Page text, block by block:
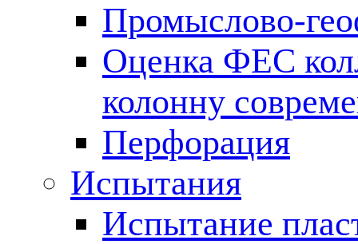
Промыслово-
Оценка ФЕС
колонну
Перфорация
Испытания
Испытание